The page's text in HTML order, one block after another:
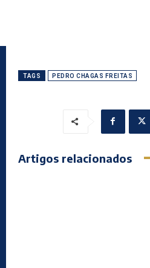
TAGS PEDRO CHAGAS FREITAS
Artigos relacionados